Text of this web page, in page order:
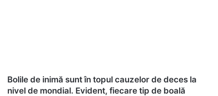
Bolile de inimă sunt în topul cauzelor de deces la
nivel de mondial. Evident, fiecare tip de boală